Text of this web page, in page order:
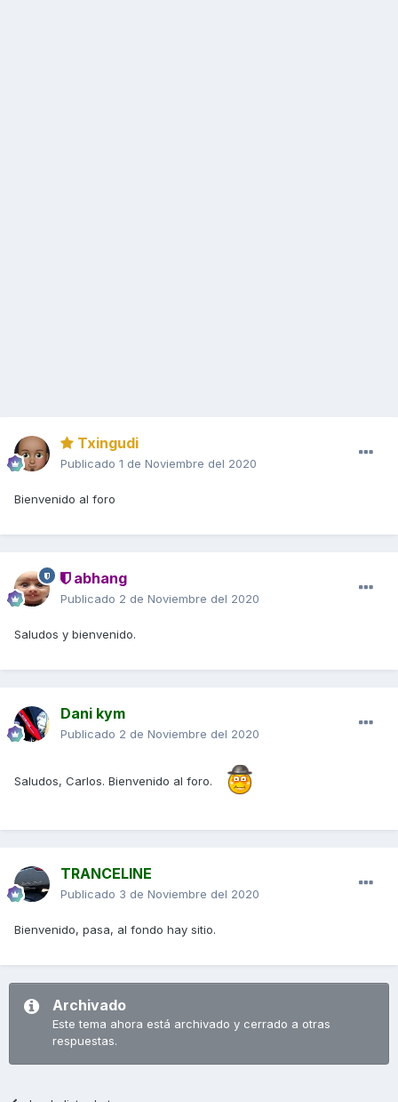
Txingudi
Publicado 1 de Noviembre del 2020
Bienvenido al foro
abhang
Publicado 2 de Noviembre del 2020
Saludos y bienvenido.
Dani kym
Publicado 2 de Noviembre del 2020
Saludos, Carlos. Bienvenido al foro.
TRANCELINE
Publicado 3 de Noviembre del 2020
Bienvenido, pasa, al fondo hay sitio.
Archivado
Este tema ahora está archivado y cerrado a otras
respuestas.